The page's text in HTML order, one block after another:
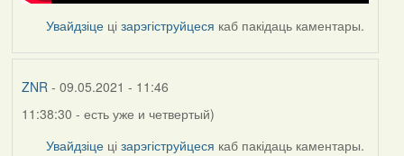
Увайдзіце цізарэгіструйцеся каб пакідаць каментары.
ZNR- 09.05.2021 - 11:46
11:38:30 - есть уже и четвертый)
Увайдзіце цізарэгіструйцеся каб пакідаць каментары.